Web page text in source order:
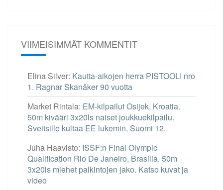
VIIMEISIMMÄT KOMMENTIT
Elina Silver: Kautta-aikojen herra PISTOOLI nro
1. Ragnar Skanåker 90 vuotta
Market Rintala: EM-kilpailut Osijek, Kroatia.
50m kivääri 3x20ls naiset joukkuekilpailu.
Sveitsille kultaa EE lukemin, Suomi 12.
Juha Haavisto: ISSF:n Final Olympic
Qualification Rio De Janeiro, Brasilia. 50m
3x20ls miehet palkintojen jako. Katso kuvat ja
video